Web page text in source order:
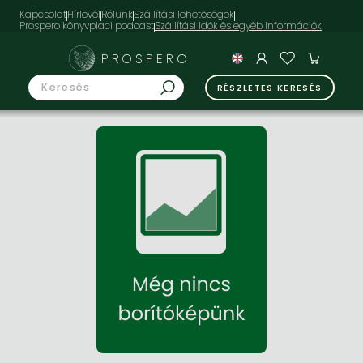
KapcsolatHírlevélRólunkSzállítási lehetőségek
Prospero könyvpiaci podcast
PROSPERO
RÉSZLETES KERESÉS